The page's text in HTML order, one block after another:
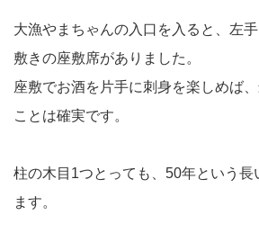
大漁やまちゃんの入口を入ると、左
敷きの座敷席がありました。
座敷でお酒を片手に刺身を楽しめば
ことは確実です。
柱の木目1つとっても、50年という長
ます。